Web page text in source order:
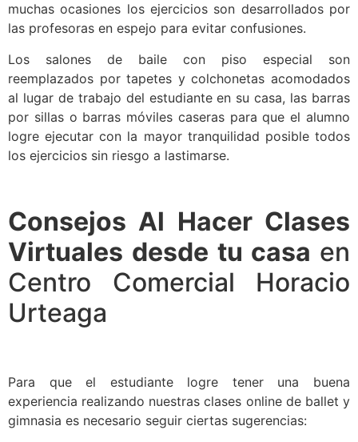
muchas ocasiones los ejercicios son desarrollados por
las profesoras en espejo para evitar confusiones.
Los salones de baile con piso especial son
reemplazados por tapetes y colchonetas acomodados
al lugar de trabajo del estudiante en su casa, las barras
por sillas o barras móviles caseras para que el alumno
logre ejecutar con la mayor tranquilidad posible todos
los ejercicios sin riesgo a lastimarse.
Consejos Al Hacer Clases
Virtuales desde tu casa en
Centro Comercial Horacio
Urteaga
Para que el estudiante logre tener una buena
experiencia realizando nuestras clases online de ballet y
gimnasia es necesario seguir ciertas sugerencias: